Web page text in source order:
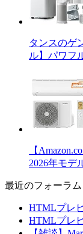
タンスのゲ
ル】パワフ
【
2026年モデ
最近のフォーラム
HTMLプレ
HTMLプレ